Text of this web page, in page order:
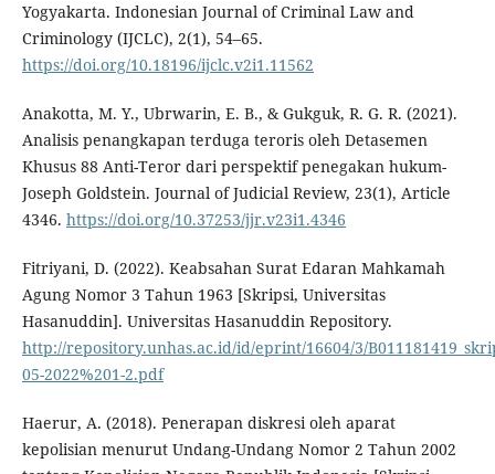
Yogyakarta. Indonesian Journal of Criminal Law and
Criminology (IJCLC), 2(1), 54–65.
https://doi.org/10.18196/ijclc.v2i1.11562
Anakotta, M. Y., Ubrwarin, E. B., & Gukguk, R. G. R. (2021).
Analisis penangkapan terduga teroris oleh Detasemen
Khusus 88 Anti-Teror dari perspektif penegakan hukum-
Joseph Goldstein. Journal of Judicial Review, 23(1), Article
4346. https://doi.org/10.37253/jjr.v23i1.4346
Fitriyani, D. (2022). Keabsahan Surat Edaran Mahkamah
Agung Nomor 3 Tahun 1963 [Skripsi, Universitas
Hasanuddin]. Universitas Hasanuddin Repository.
http://repository.unhas.ac.id/id/eprint/16604/3/
05-2022%201-2.pdf
Haerur, A. (2018). Penerapan diskresi oleh aparat
kepolisian menurut Undang-Undang Nomor 2 Tahun 2002